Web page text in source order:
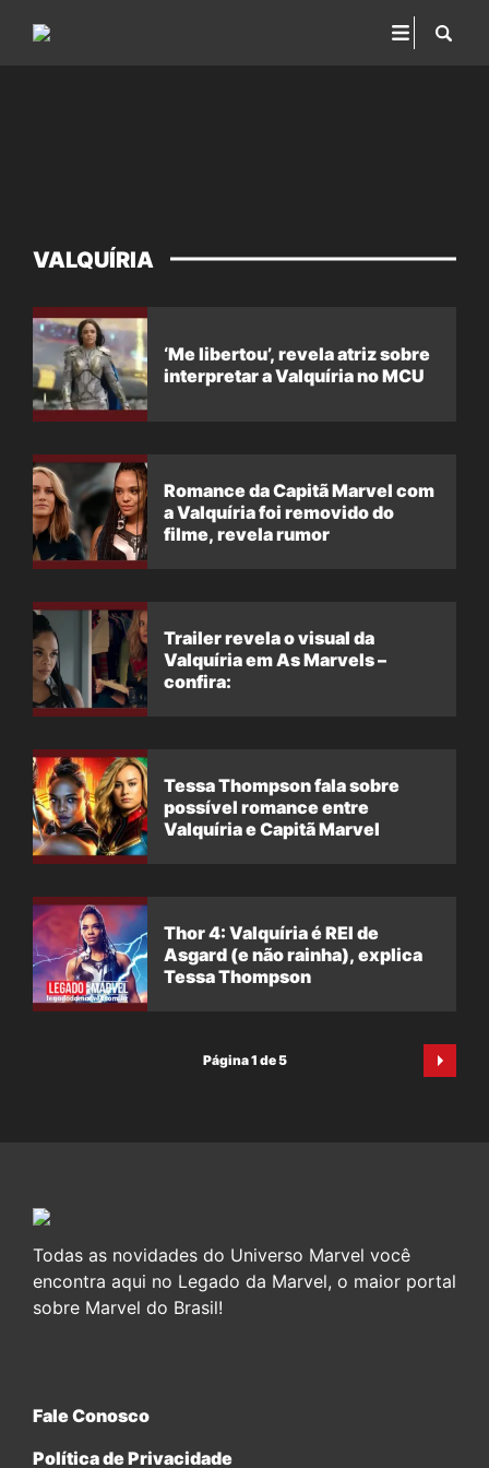
VALQUÍRIA
‘Me libertou’, revela atriz sobre
interpretar a Valquíria no MCU
Romance da Capitã Marvel com
a Valquíria foi removido do
filme, revela rumor
Trailer revela o visual da
Valquíria em As Marvels –
confira:
Tessa Thompson fala sobre
possível romance entre
Valquíria e Capitã Marvel
Thor 4: Valquíria é REI de
Asgard (e não rainha), explica
Tessa Thompson
Página 1 de 5
Todas as novidades do Universo Marvel você
encontra aqui no Legado da Marvel, o maior portal
sobre Marvel do Brasil!
Fale Conosco
Política de Privacidade